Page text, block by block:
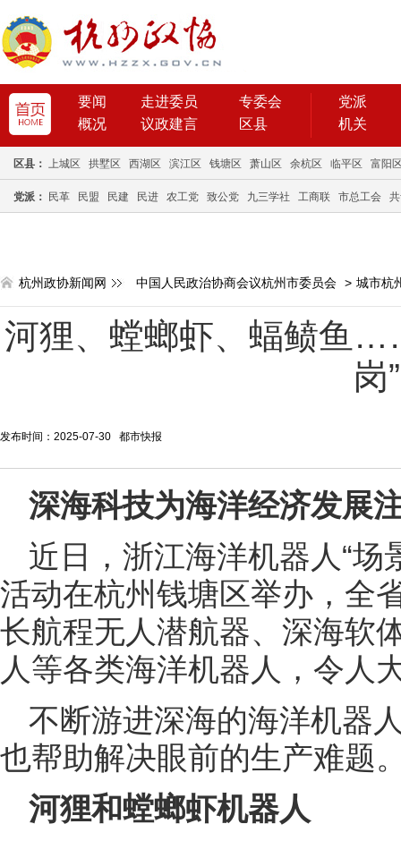
要闻 走进委员
专委会
概况
议政建言 区县
党派
机关
区县： 上城区 拱墅区 西湖区 滨江区 钱塘区 萧山区 余杭区 临平区 富阳
党派： 民革 民盟 民建 民进 农工党 致公党 九三学社 工商联 市总工会
杭州政协新闻网 中国人民政治协商会议杭州市委员会 > 城市杭
河狸、螳螂虾、蝠鲼鱼
岗
发布时间：2025-07-30 都市快报
深海科技为海洋经济发展
近日，浙江海洋机器人“场
活动在杭州钱塘区举办，全
长航程无人潜航器、深海软
人等各类海洋机器人，令人
不断游进深海的海洋机器
也帮助解决眼前的生产难题
河狸和螳螂虾机器人